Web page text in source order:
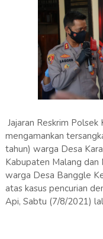
Jajaran Reskrim
mengamankan
tahun) warga Desa
Kabupaten Malang dan
warga Desa Banggle
atas kasus pencurian
Api, Sabtu (7/8/2021)